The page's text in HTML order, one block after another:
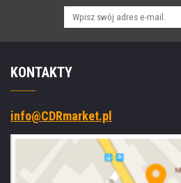
KONTAKTY
info@CDRmarket.pl